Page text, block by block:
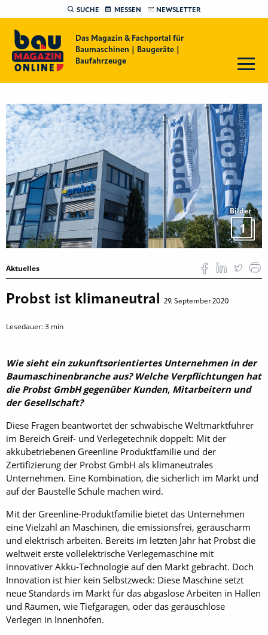
SUCHE MESSEN NEWSLETTER
Das Magazin & Fachportal für
Baumaschinen | Baugeräte |
Baufahrzeuge
Bilder
1
Aktuelles
Probst ist klimaneutral 29. September 2020
Lesedauer:3 min
Wie sieht ein zukunftsorientiertes Unternehmen in der
Baumaschinenbranche aus? Welche Verpflichtungen hat
die Probst GmbH gegenüber Kunden, Mitarbeitern und
der Gesellschaft?
Diese Fragen beantwortet der schwäbische Weltmarktführer
im Bereich Greif- und Verlegetechnik doppelt: Mit der
akkubetriebenen Greenline Produktfamilie und der
Zertifizierung der Probst GmbH als klimaneutrales
Unternehmen. Eine Kombination, die sicherlich im Markt und
auf der Baustelle Schule machen wird.
Mit der Greenline-Produktfamilie bietet das Unternehmen
eine Vielzahl an Maschinen, die emissionsfrei, geräuscharm
und elektrisch arbeiten. Bereits im letzten Jahr hat Probst die
weltweit erste vollelektrische Verlegemaschine mit
innovativer Akku-Technologie auf den Markt gebracht. Doch
Innovation ist hier kein Selbstzweck: Diese Maschine setzt
neue Standards im Markt für das abgaslose Arbeiten in Hallen
und Räumen, wie Tiefgaragen, oder das geräuschlose
Verlegen in Innenhöfen.